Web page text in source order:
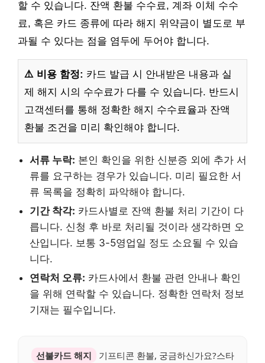
할 수 있습니다. 잔액 환불 수수료, 계좌 이체 수수
료, 혹은 카드 종류에 따라 해지 위약금이 별도로 부
과될 수 있다는 점을 염두에 두어야 합니다.
⚠️ 비용 함정: 카드 발급 시 안내받은 내용과 실
제 해지 시의 수수료가 다를 수 있습니다. 반드시
고객센터를 통해 정확한 해지 수수료율과 잔액
환불 조건을 미리 확인해야 합니다.
서류 누락: 본인 확인을 위한 신분증 외에 추가 서
류를 요구하는 경우가 있습니다. 미리 필요한 서
류 목록을 정확히 파악해야 합니다.
기간 착각: 카드사별로 잔액 환불 처리 기간이 다
릅니다. 신청 후 바로 처리될 것이라 생각하면 오
산입니다. 보통 3-5영업일 정도 소요될 수 있습
니다.
연락처 오류: 카드사에서 환불 관련 안내나 확인
을 위해 연락할 수 있습니다. 정확한 연락처 정보
기재는 필수입니다.
선불카드 해지
기프티콘 환불, 궁금하신가요?스타